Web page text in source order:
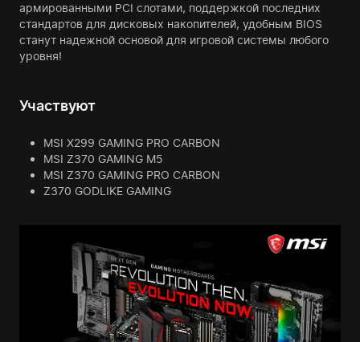
армированными PCI слотами, поддержкой последних
стандартов для дисковых накопителей, удобным BIOS
станут надежной основой для игровой системы любого
уровня!
Участвуют
MSI X299 GAMING PRO CARBON
MSI Z370 GAMING M5
MSI Z370 GAMING PRO CARBON
Z370 GODLIKE GAMING